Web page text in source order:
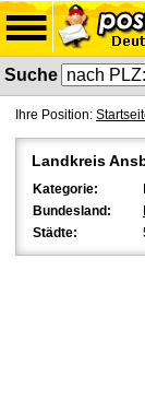
Suche
Ihre Position:
Landkreis
Kategorie:
Bundesland:
Städte: